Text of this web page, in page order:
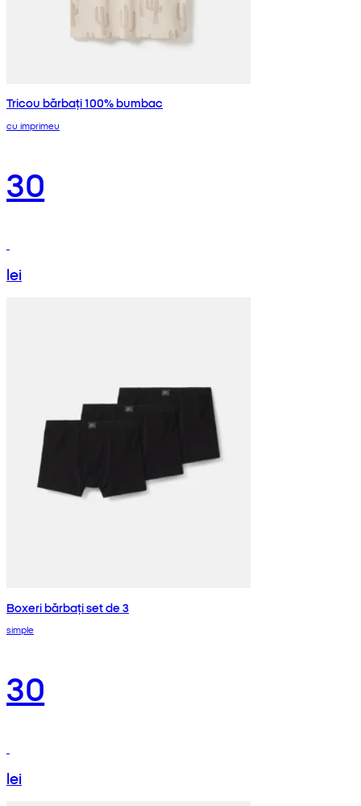
Tricou bărbați 100% bumbac
cu imprimeu
30
lei
Boxeri bărbați set de 3
simple
30
lei